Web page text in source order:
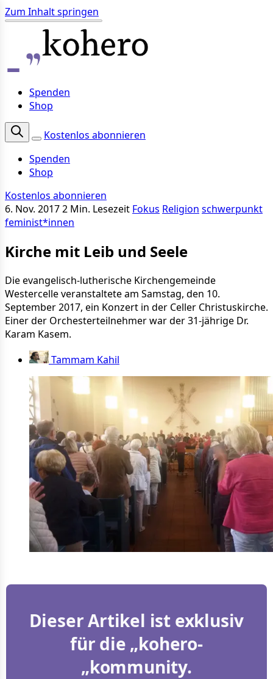
Zum Inhalt springen
Spenden
Shop
Kostenlos abonnieren
Spenden
Shop
Kostenlos abonnieren
6. Nov. 20172 Min. Lesezeit Fokus Religion schwerpunkt
feminist*innen
Kirche mit Leib und Seele
Die evangelisch-lutherische Kirchengemeinde
Westercelle veranstaltete am Samstag, den 10.
September 2017, ein Konzert in der Celler Christuskirche.
Einer der Orchesterteilnehmer war der 31-jährige Dr.
Karam Kasem.
Tammam Kahil
Dieser Artikel ist exklusiv
für die „kohero-
„kommunity.